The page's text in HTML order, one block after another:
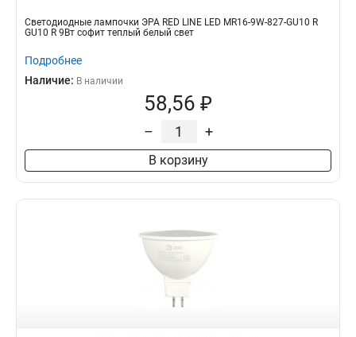
Светодиодные лампочки ЭРА RED LINE LED MR16-9W-827-GU10 R
GU10 R 9Вт софит теплый белый свет
Подробнее
Наличие: В наличии
58,56 ₽
– +
В корзину